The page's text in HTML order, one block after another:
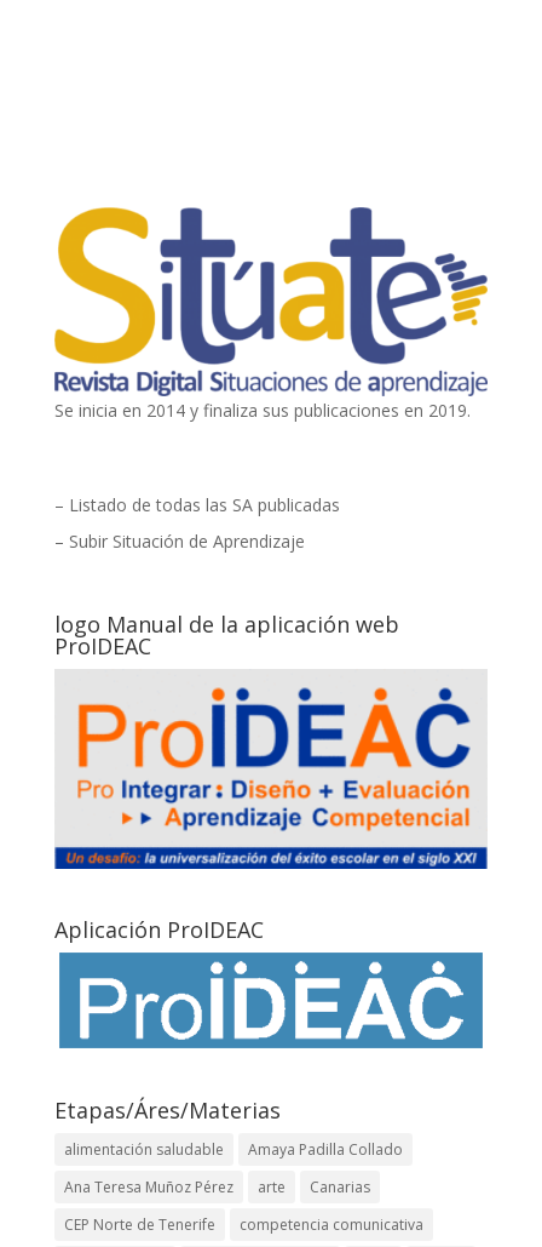
Se inicia en 2014 y finaliza sus publicaciones en 2019.
– Listado de todas las SA publicadas
– Subir Situación de Aprendizaje
logo Manual de la aplicación web
ProIDEAC
Aplicación ProIDEAC
Etapas/Áres/Materias
alimentación saludable
Amaya Padilla Collado
Ana Teresa Muñoz Pérez
arte
Canarias
CEP Norte de Tenerife
competencia comunicativa